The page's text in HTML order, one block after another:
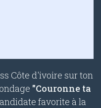
Côte d'ivoire sur ton
"Couronne ta
favorite à la